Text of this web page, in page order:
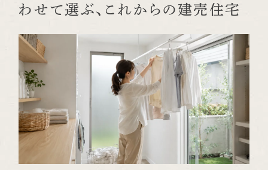
わせて選ぶ、これからの建売住宅